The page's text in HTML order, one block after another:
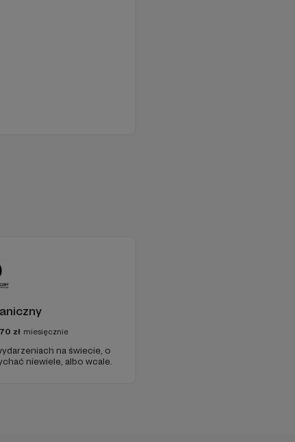
zł miesięcznie
na świecie, o
niewiele, albo wcale.